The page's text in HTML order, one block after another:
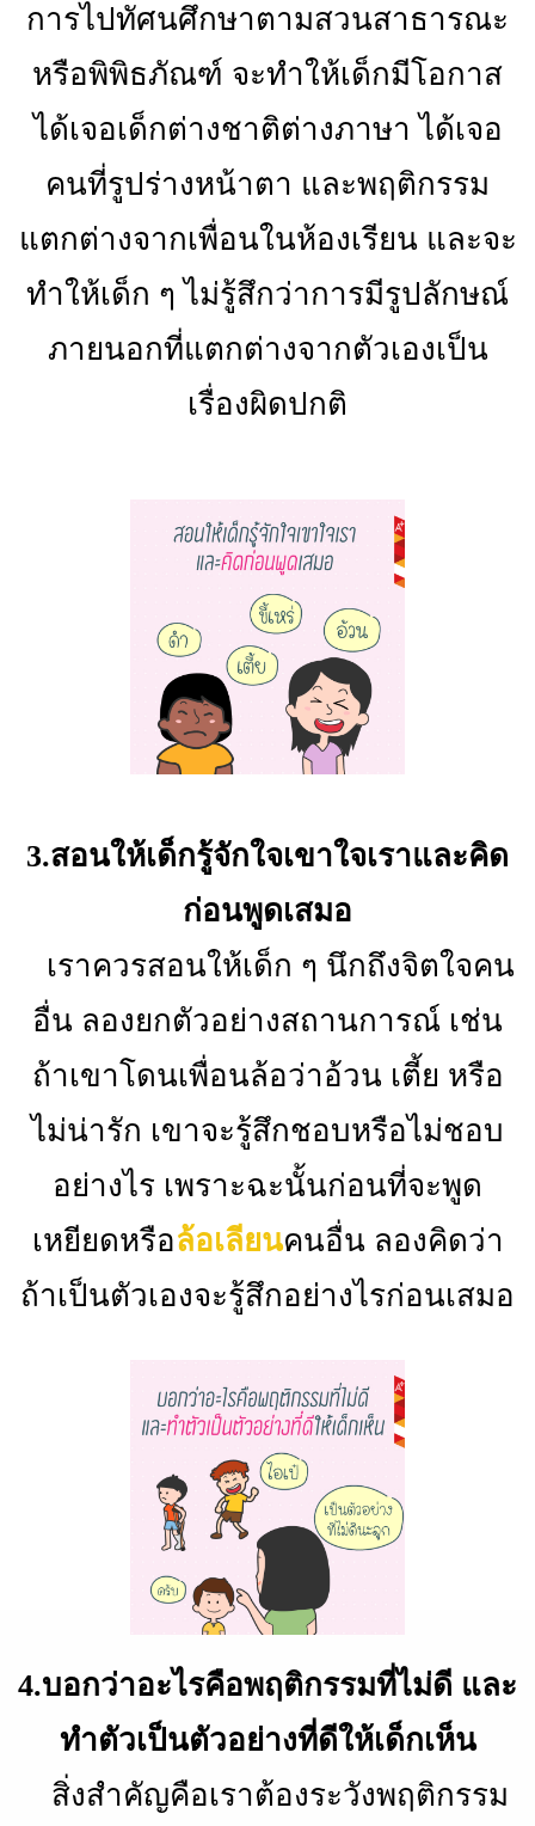
การไปทัศนศึกษาตามสวนสาธารณะ
หรือพิพิธภัณฑ์ จะทำให้เด็กมีโอกาส
ได้เจอเด็กต่างชาติต่างภาษา ได้เจอ
คนที่รูปร่างหน้าตา และพฤติกรรม
แตกต่างจากเพื่อนในห้องเรียน และจะ
ทำให้เด็ก ๆ ไม่รู้สึกว่าการมีรูปลักษณ์
ภายนอกที่แตกต่างจากตัวเองเป็น
เรื่องผิดปกติ
3.สอนให้เด็กรู้จักใจเขาใจเราและคิด
ก่อนพูดเสมอ
เราควรสอนให้เด็ก ๆ นึกถึงจิตใจคน
อื่น ลองยกตัวอย่างสถานการณ์ เช่น
ถ้าเขาโดนเพื่อนล้อว่าอ้วน เตี้ย หรือ
ไม่น่ารัก เขาจะรู้สึกชอบหรือไม่ชอบ
อย่างไร เพราะฉะนั้นก่อนที่จะพูด
เหยียดหรือล้อเลียนคนอื่น ลองคิดว่า
ถ้าเป็นตัวเองจะรู้สึกอย่างไรก่อนเสมอ
4.บอกว่าอะไรคือพฤติกรรมที่ไม่ดี และ
ทำตัวเป็นตัวอย่างที่ดีให้เด็กเห็น
สิ่งสำคัญคือเราต้องระวังพฤติกรรม